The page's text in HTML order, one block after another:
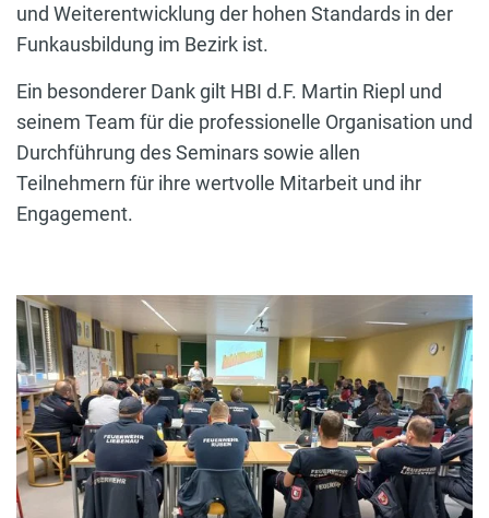
und Weiterentwicklung der hohen Standards in der
Funkausbildung im Bezirk ist.
Ein besonderer Dank gilt HBI d.F. Martin Riepl und
seinem Team für die professionelle Organisation und
Durchführung des Seminars sowie allen
Teilnehmern für ihre wertvolle Mitarbeit und ihr
Engagement.